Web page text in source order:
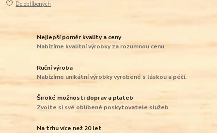
Do oblíbených
Nejlepší poměr kvality a ceny
Nabízíme kvalitní výrobky za rozumnou cenu.
Ruční výroba
Nabízíme unikátní výrobky vyrobené s láskou a péčí.
Široké možnosti doprav a plateb
Zvolte si své oblíbené poskytovatele služeb.
Na trhu více než 20 let